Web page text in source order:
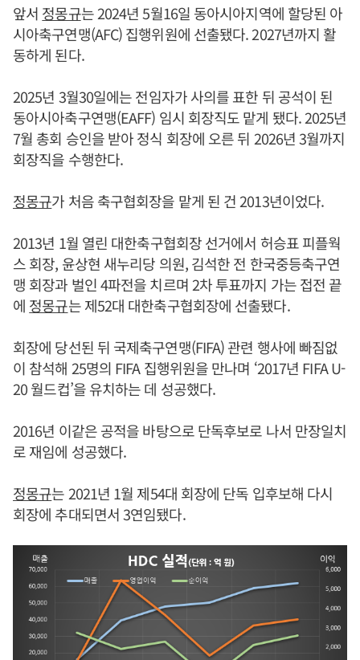
앞서 정몽규는 2024년 5월16일 동아시아지역에 할당된 아
시아축구연맹(AFC) 집행위원에 선출됐다. 2027년까지 활
동하게 된다.
2025년 3월30일에는 전임자가 사의를 표한 뒤 공석이 된
동아시아축구연맹(EAFF) 임시 회장직도 맡게 됐다. 2025년
7월 총회 승인을 받아 정식 회장에 오른 뒤 2026년 3월까지
회장직을 수행한다.
정몽규가 처음 축구협회장을 맡게 된 건 2013년이었다.
2013년 1월 열린 대한축구협회장 선거에서 허승표 피플웍
스 회장, 윤상현 새누리당 의원, 김석한 전 한국중등축구연
맹 회장과 벌인 4파전을 치르며 2차 투표까지 가는 접전 끝
에 정몽규는 제52대 대한축구협회장에 선출됐다.
회장에 당선된 뒤 국제축구연맹(FIFA) 관련 행사에 빠짐없
이 참석해 25명의 FIFA 집행위원을 만나며 ‘2017년 FIFA U-
20 월드컵’을 유치하는 데 성공했다.
2016년 이같은 공적을 바탕으로 단독후보로 나서 만장일치
로 재임에 성공했다.
정몽규는 2021년 1월 제54대 회장에 단독 입후보해 다시
회장에 추대되면서 3연임됐다.